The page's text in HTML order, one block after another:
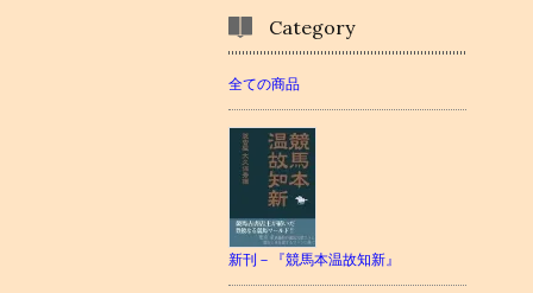
Category
全ての商品
新刊－『競馬本温故知新』